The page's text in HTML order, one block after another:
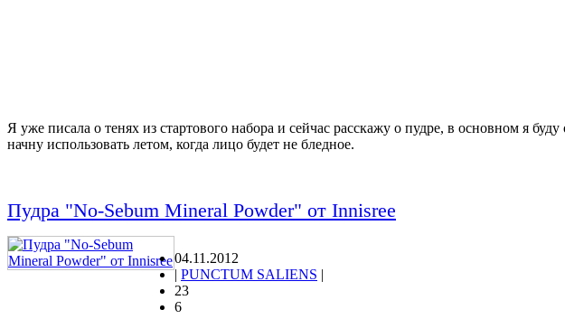
Я уже писала о тенях из стартового набора и сейчас расскажу о пудре, в основном я
начну использовать летом, когда лицо будет не бледное.
Пудра "No-Sebum Mineral Powder" от Innisree
04.11.2012
| PUNCTUM SALIENS |
23
6